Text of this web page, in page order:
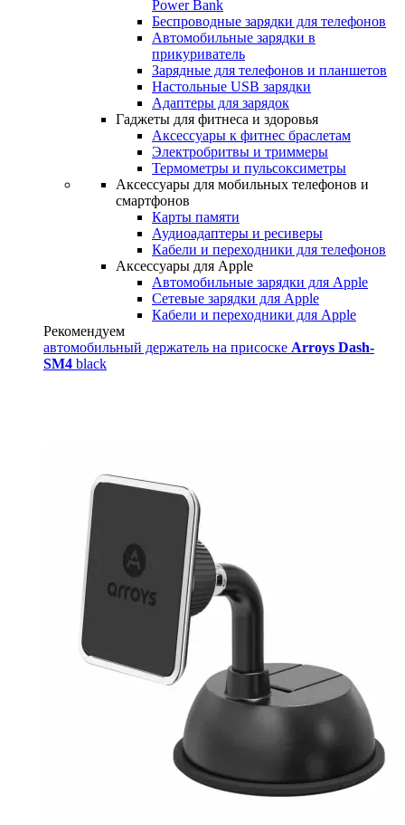
Power Bank
Беспроводные зарядки для телефонов
Автомобильные зарядки в
прикуриватель
Зарядные для телефонов и планшетов
Настольные USB зарядки
Адаптеры для зарядок
Гаджеты для фитнеса и здоровья
Аксессуары к фитнес браслетам
Электробритвы и триммеры
Термометры и пульсоксиметры
Аксессуары для мобильных телефонов и
смартфонов
Карты памяти
Аудиоадаптеры и ресиверы
Кабели и переходники для телефонов
Аксессуары для Apple
Автомобильные зарядки для Apple
Сетевые зарядки для Apple
Кабели и переходники для Apple
Рекомендуем
автомобильный держатель на присоске Arroys Dash-
SM4 black